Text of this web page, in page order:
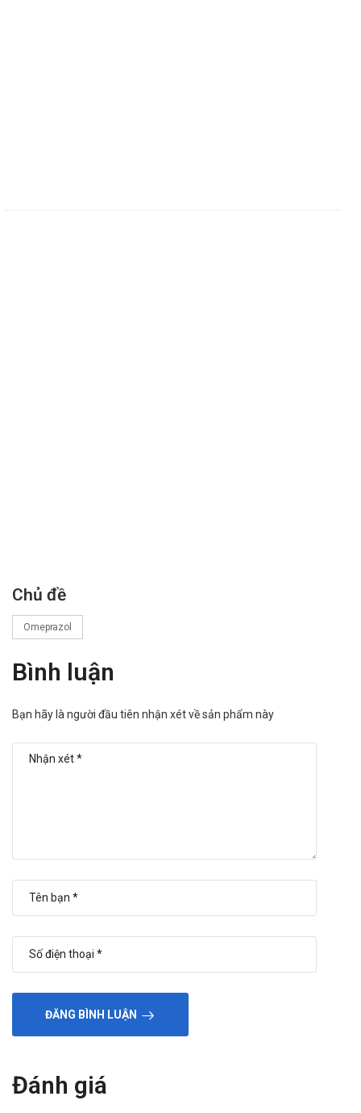
Chủ đề
Omeprazol
Bình luận
Bạn hãy là người đầu tiên nhận xét về sản phẩm này
ĐĂNG BÌNH LUẬN
Đánh giá